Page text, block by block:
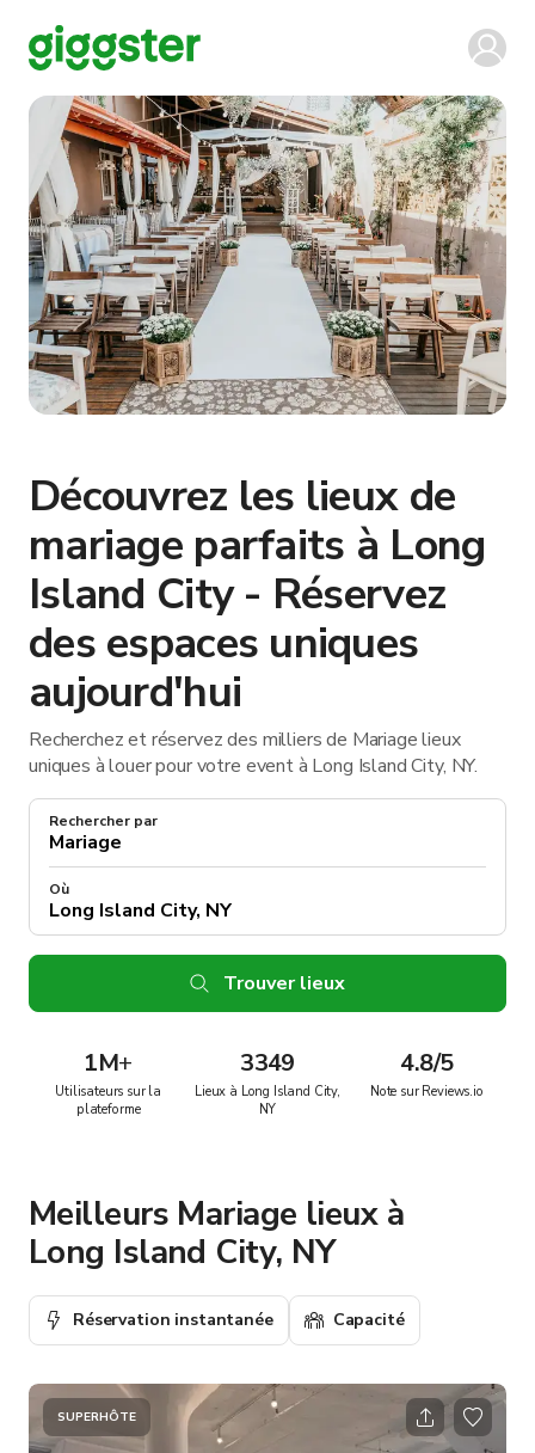
Découvrez les lieux de
mariage parfaits à Long
Island City - Réservez
des espaces uniques
aujourd'hui
Recherchez et réservez des milliers de Mariage lieux
uniques à louer pour votre event à Long Island City, NY.
Rechercher par
Où
Trouver lieux
1M+
Utilisateurs sur la
plateforme
3349
Lieux à Long Island City,
NY
4.8/5
Note sur Reviews.io
Meilleurs Mariage lieux à
Long Island City, NY
Réservation instantanée Capacité
SUPERHÔTE